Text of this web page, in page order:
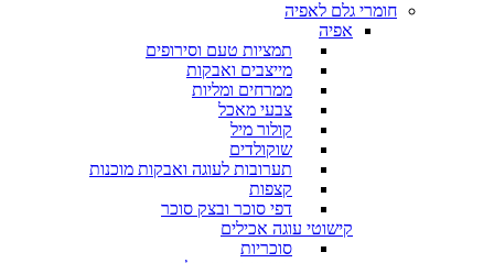
חומרי גלם לאפיה
אפיה
תמציות טעם וסירופים
מייצבים ואבקות
ממרחים ומליות
צבעי מאכל
קולור מיל
שוקולדים
תערובות לעוגה ואבקות מוכנות
קצפות
דפי סוכר ובצק סוכר
קישוטי עוגה אכילים
סוכריות